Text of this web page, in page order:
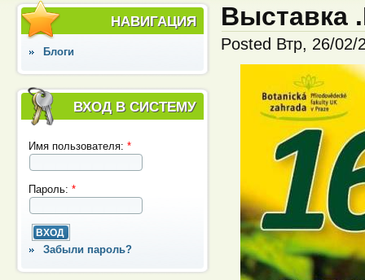
НАВИГАЦИЯ
Блоги
ВХОД В СИСТЕМУ
Имя пользователя:*
Пароль:*
Забыли пароль?
Выставка
Posted Втр, 26/